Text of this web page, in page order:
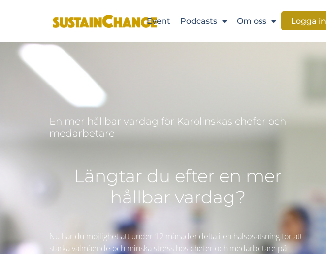
Event Podcasts Om oss Logga in
En mer hållbar vardag för Karolinskas chefer och
medarbetare
Längtar du efter en mer
hållbar vardag?
Nu har du möjlighet att under 12 månader delta i en hälsosatsning för att
stärka välmående och minska stress hos chefer och medarbetare på